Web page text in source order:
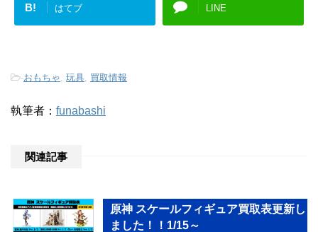
B! はてブ LINE
-おもちゃ 玩具 買取情報
執筆者： funabashi
関連記事
原神 スケールフィギュア買取表更新し
ました！！1/15～